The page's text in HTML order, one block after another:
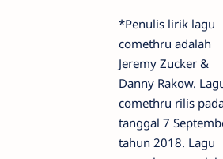
*Penulis lirik lagu
comethru adalah
Jeremy Zucker &
Danny Rakow.
comethru rilis
tanggal 7
tahun 2018. Lagu